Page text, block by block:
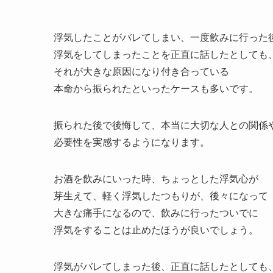
浮気したことがバレてしまい、一度飲みに行った
浮気をしてしまったことを正直に話したとしても、
それが大きな原因になり付き合っている
本命から振られたといったケースも多いです。
振られた後で後悔して、本当に大切な人との関係
必要性を実感するようになります。
お酒を飲みにいった時、ちょっとした浮気心が
芽生えて、軽く浮気したつもりが、後々になって
大きな痛手になるので、飲みに行ったついでに
浮気をすることは止めたほうが良いでしょう。
浮気がバレてしまった後、正直に話したとしても、